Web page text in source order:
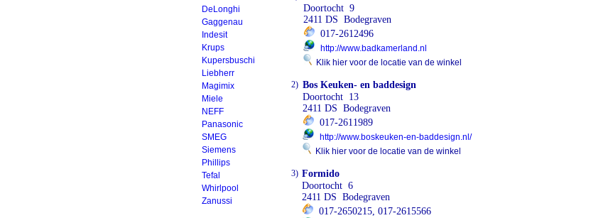
DeLonghi
Gaggenau
Indesit
Krups
Kupersbuschi
Liebherr
Magimix
Miele
NEFF
Panasonic
SMEG
Siemens
Phillips
Tefal
Whirlpool
Zanussi
Doortocht 9
2411 DS Bodegraven
017-2612496
http://www.badkamerland.nl
Klik hier voor de locatie van de winkel
2) Bos Keuken- en baddesign
Doortocht 13
2411 DS Bodegraven
017-2611989
http://www.boskeuken-en-baddesign.nl/
Klik hier voor de locatie van de winkel
3) Formido
Doortocht 6
2411 DS Bodegraven
017-2650215, 017-2615566